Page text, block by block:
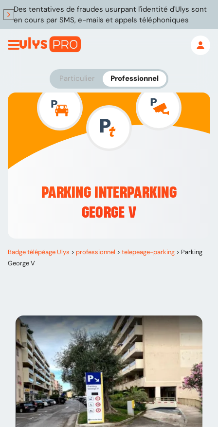
Des tentatives de fraudes usurpant l'identité d'Ulys sont
en cours par SMS, e-mails et appels téléphoniques
Particulier Professionnel
PARKING INTERPARKING
GEORGE V
Badge télépéage Ulys > professionnel > telepeage-parking > Parking
George V